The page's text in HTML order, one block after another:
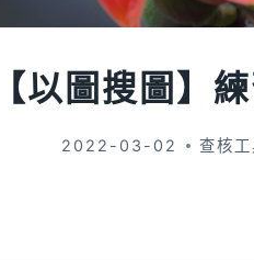
【以圖搜圖】
2022-03-02 查核